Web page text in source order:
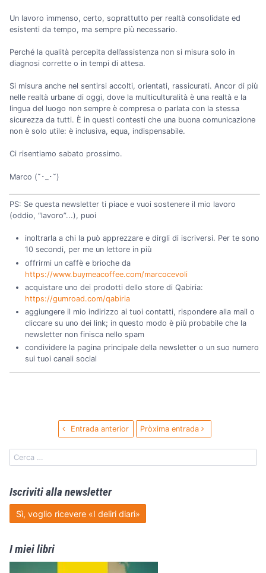
Un lavoro immenso, certo, soprattutto per realtà consolidate ed
esistenti da tempo, ma sempre più necessario.
Perché la qualità percepita dell’assistenza non si misura solo in
diagnosi corrette o in tempi di attesa.
Si misura anche nel sentirsi accolti, orientati, rassicurati. Ancor di più
nelle realtà urbane di oggi, dove la multiculturalità è una realtà e la
lingua del luogo non sempre è compresa o parlata con la stessa
sicurezza da tutti. È in questi contesti che una buona comunicazione
non è solo utile: è inclusiva, equa, indispensabile.
Ci risentiamo sabato prossimo.
Marco (˘･_･˘)
PS: Se questa newsletter ti piace e vuoi sostenere il mio lavoro
(oddio, “lavoro”...), puoi
inoltrarla a chi la può apprezzare e dirgli di iscriversi. Per te sono
10 secondi, per me un lettore in più
offrirmi un caffè e brioche da
https://www.buymeacoffee.com/marcocevoli
acquistare uno dei prodotti dello store di Qabiria:
https://gumroad.com/qabiria
aggiungere il mio indirizzo ai tuoi contatti, rispondere alla mail o
cliccare su uno dei link; in questo modo è più probabile che la
newsletter non finisca nello spam
condividere la pagina principale della newsletter o un suo numero
sui tuoi canali social
Entrada anterior Pròxima entrada
Iscriviti alla newsletter
Sì, voglio ricevere «I deliri diari»
I miei libri